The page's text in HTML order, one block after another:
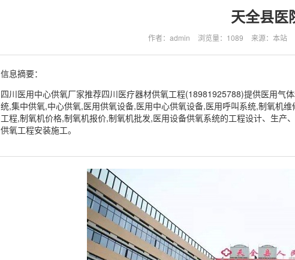
天全县医
作者：admin 浏览量：1089 来源：本站
信息摘要：
四川医用中心供氧厂家推荐四川医疗器材供氧工程(18981925788)提供医用气
统,集中供氧,中心供氧,医用供氧设备,医用中心供氧设备,医用呼叫系统,制氧机
工程,制氧机价格,制氧机报价,制氧机批发,医用设备供氧系统的工程设计、生
供氧工程安装施工。